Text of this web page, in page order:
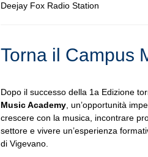
Deejay Fox Radio Station
Torna il Campus
Dopo il successo della 1a Edizione
Music Academy , un’opportunità
crescere con la musica, incontrare
settore e vivere un’esperienza
di Vigevano.